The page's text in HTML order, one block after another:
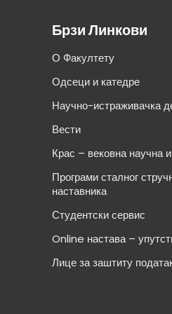
Брзи Линкови
О Факултету
Одсеци и катедре
Научно-истраживачка
Вести
Крас – вековна научна
Програми сталног
наставника
Студентски сервис
Online настава –
Лице за заштиту